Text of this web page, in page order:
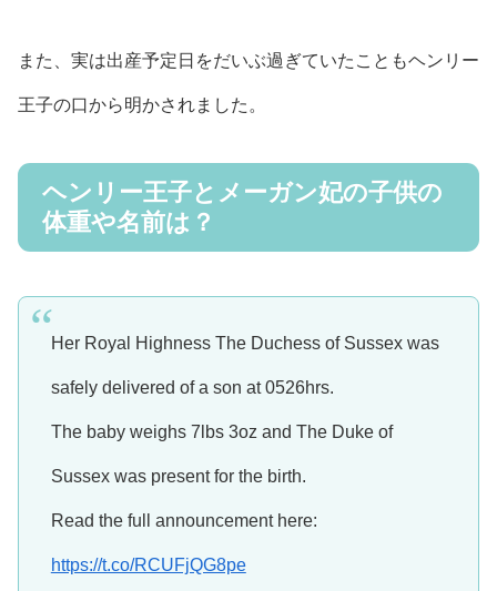
また、実は出産予定日をだいぶ過ぎていたこともヘンリー
王子の口から明かされました。
ヘンリー王子とメーガン妃の子供の
体重や名前は？
Her Royal Highness The Duchess of Sussex was
safely delivered of a son at 0526hrs.
The baby weighs 7lbs 3oz and The Duke of
Sussex was present for the birth.
Read the full announcement here:
https://t.co/RCUFjQG8pe